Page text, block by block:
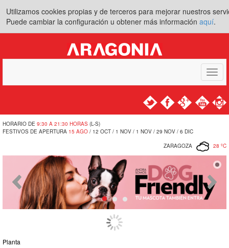
Utilizamos cookies propias y de terceros para mejorar nuestros
Puede cambiar la configuración u obtener más información aquí.
Toggle
HORARIO DE 9:30 A 21:30 HORAS (L-S)
FESTIVOS DE APERTURA 15 AGO / 12 OCT / 1 NOV / 1 NOV / 29 NOV / 6 DIC
ZARAGOZA 28 ºC
Planta